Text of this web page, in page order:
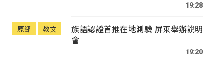
19:28
原鄉 教文
族語認證首推在地測驗 屏東舉辦說明
會
19:20